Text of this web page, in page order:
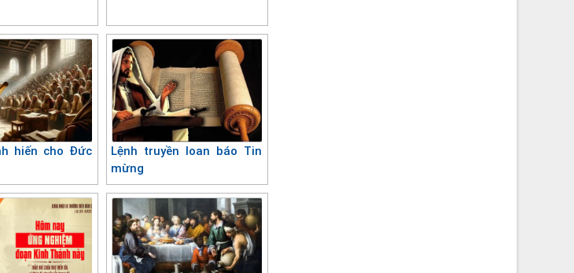
hiến cho Đức
Lệnh truyền loan báo Tin
mừng